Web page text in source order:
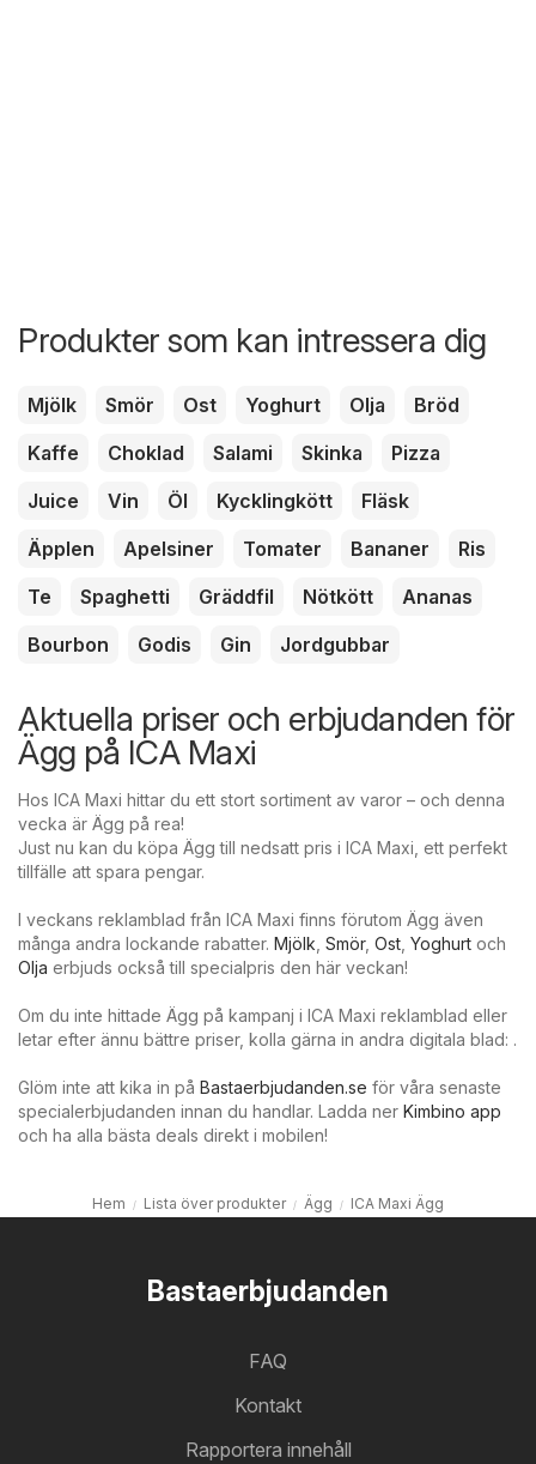
Produkter som kan intressera dig
Mjölk Smör Ost Yoghurt Olja
Bröd
Kaffe
Choklad Salami Skinka
Pizza
Juice
Vin Öl Kycklingkött
Fläsk
Äpplen
Apelsiner Tomater Bananer
Ris
Te
Spaghetti Gräddfil Nötkött
Ananas
Bourbon
Godis Gin Jordgubbar
Aktuella priser och erbjudanden för
Ägg på ICA Maxi
Hos ICA Maxi hittar du ett stort sortiment av varor – och denna
vecka är Ägg på rea!
Just nu kan du köpa Ägg till nedsatt pris i ICA Maxi, ett perfekt
tillfälle att spara pengar.
I veckans reklamblad från ICA Maxi finns förutom Ägg även
många andra lockande rabatter. Mjölk Smör, Ost Yoghurt och
Olja erbjuds också till specialpris den här veckan!
Om du inte hittade Ägg på kampanj i ICA Maxi reklamblad eller
letar efter ännu bättre priser, kolla gärna in andra digitala blad: .
Glöm inte att kika in på Bastaerbjudanden.se för våra senaste
specialerbjudanden innan du handlar. Ladda ner Kimbino app
och ha alla bästa deals direkt i mobilen!
Hem Lista över produkter Ägg ICA Maxi Ägg
Bastaerbjudanden
FAQ
Kontakt
Rapportera innehåll